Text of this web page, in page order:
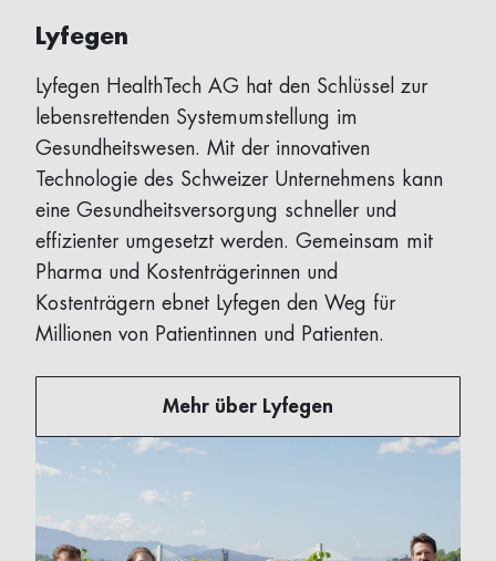
Lyfegen
Lyfegen HealthTech AG hat den Schlüssel zur
lebensrettenden Systemumstellung im
Gesundheitswesen. Mit der innovativen
Technologie des Schweizer Unternehmens kann
eine Gesundheitsversorgung schneller und
effizienter umgesetzt werden. Gemeinsam mit
Pharma und Kostenträgerinnen und
Kostenträgern ebnet Lyfegen den Weg für
Millionen von Patientinnen und Patienten.
Mehr über Lyfegen